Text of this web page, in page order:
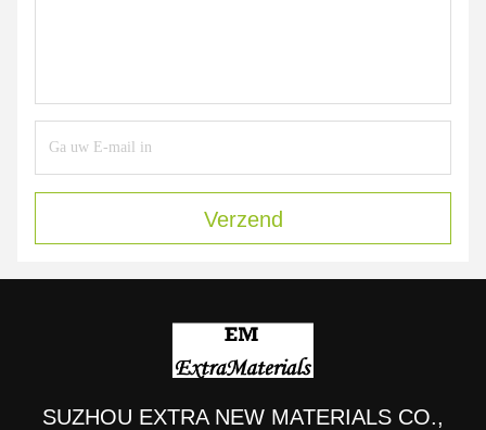
Verzend
SUZHOU EXTRA NEW MATERIALS CO.,